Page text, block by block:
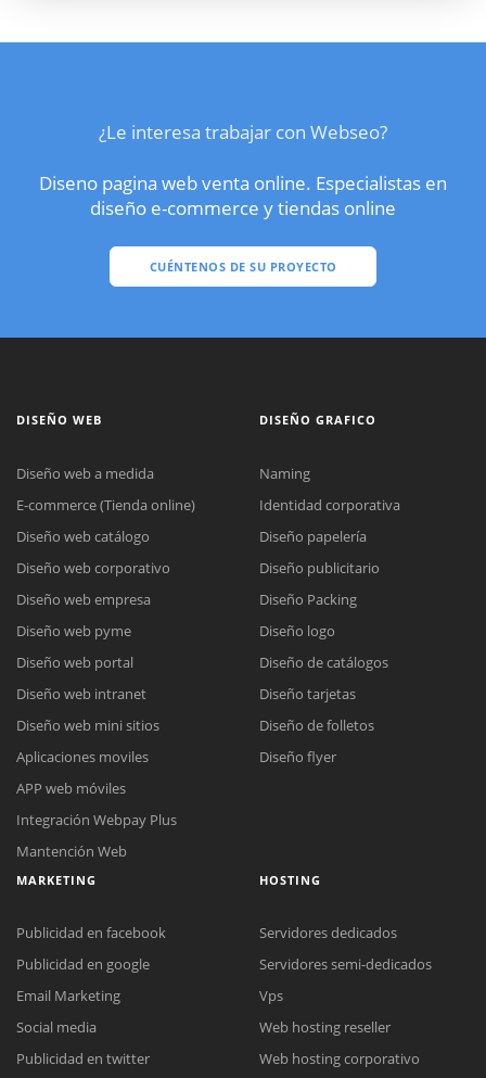
¿Le interesa trabajar con Webseo?
Diseno pagina web venta online. Especialistas en
diseño e-commerce y tiendas online
CUÉNTENOS DE SU PROYECTO
DISEÑO WEB
Diseño web a medida
E-commerce (Tienda online)
Diseño web catálogo
Diseño web corporativo
Diseño web empresa
Diseño web pyme
Diseño web portal
Diseño web intranet
Diseño web mini sitios
Aplicaciones moviles
APP web móviles
Integración Webpay Plus
Mantención Web
DISEÑO GRAFICO
Naming
Identidad corporativa
Diseño papelería
Diseño publicitario
Diseño Packing
Diseño logo
Diseño de catálogos
Diseño tarjetas
Diseño de folletos
Diseño flyer
MARKETING
Publicidad en facebook
Publicidad en google
Email Marketing
Social media
Publicidad en twitter
HOSTING
Servidores dedicados
Servidores semi-dedicados
Vps
Web hosting reseller
Web hosting corporativo